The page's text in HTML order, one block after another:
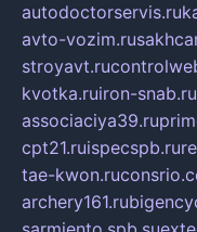
autodoctorservis.ru
avto-vozim.ru
stroyavt.ru
kvotka.ruiron-snab.ru
associaciya39.ru
cpt21.ruispecspb.ru
tae-kwon.ru
archery161.ru